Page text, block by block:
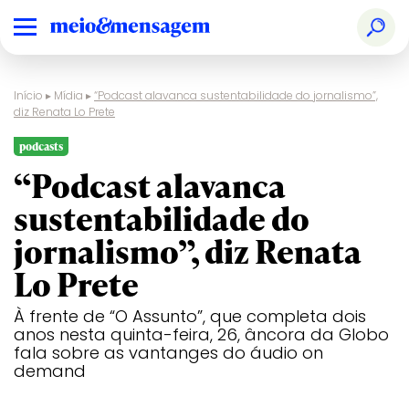
Início ▸ Mídia ▸“Podcast alavanca sustentabilidade do jornalismo”,
diz Renata Lo Prete
podcasts
“Podcast alavanca
sustentabilidade do
jornalismo”, diz Renata
Lo Prete
À frente de “O Assunto”, que completa dois
anos nesta quinta-feira, 26, âncora da Globo
fala sobre as vantanges do áudio on
demand